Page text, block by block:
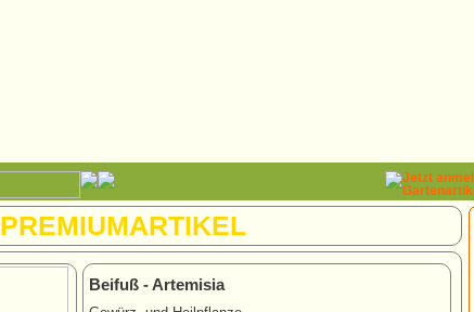
PREMIUMARTIKEL
Beifuß - Artemisia